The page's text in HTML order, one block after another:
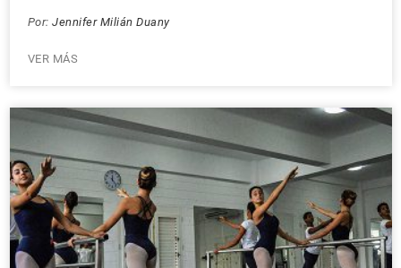
Por: Jennifer Milián Duany
VER MÁS